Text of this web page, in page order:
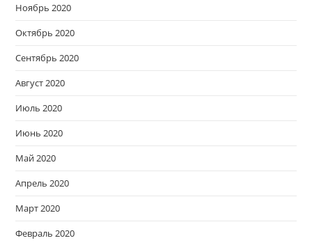
Ноябрь 2020
Октябрь 2020
Сентябрь 2020
Август 2020
Июль 2020
Июнь 2020
Май 2020
Апрель 2020
Март 2020
Февраль 2020